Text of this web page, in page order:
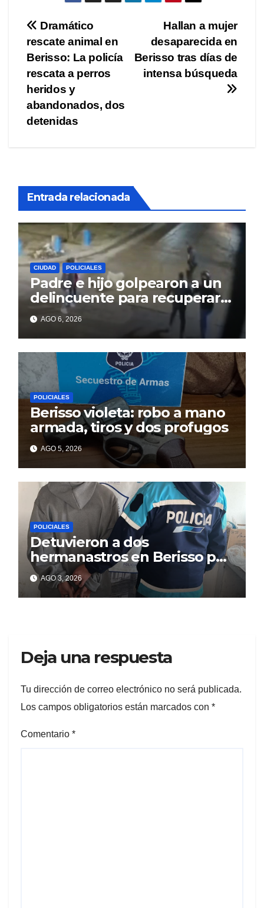
Navegación
de
entradas
Hallan a mujer
desaparecida en
Berisso tras días de
intensa búsqueda
Dramático
rescate animal en
Berisso: La policía
rescata a perros
heridos y
abandonados, dos
detenidas
Entrada relacionada
CIUDAD POLICIALES
Padre e hijo golpearon a un
delincuente para recuperar
un celular robado en Berisso
AGO 6, 2026
POLICIALES
Berisso violeta: robo a mano
armada, tiros y dos profugos
AGO 5, 2026
POLICIALES
Detuvieron a dos
hermanastros en Berisso por
matar a puñaladas a un
tatuador
AGO 3, 2026
Deja una respuesta
Tu dirección de correo electrónico no será publicada.
Los campos obligatorios están marcados con *
Comentario *